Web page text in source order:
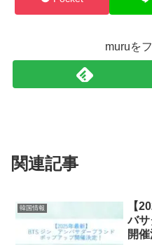
muruを
関連記事
韓国情報
【
バ
開催